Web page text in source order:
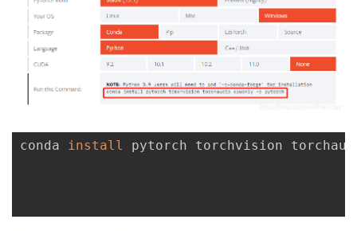
conda install pytorch torchvision